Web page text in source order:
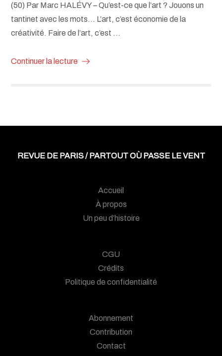
(50) Par Marc HALÉVY – Qu’est-ce que l’art ? Jouons un
tantinet avec les mots… L’art, c’est économie de la
créativité. Faire de l’art, c’est …
Continuer la lecture
REVUE DE PARIS / PARTOUT OÙ PASSE LE VENT
Accueil
À propos
Un peu d’histoire
CGU
Crédits
Politique de confidentialité
Abonnement
Contribution
Contact